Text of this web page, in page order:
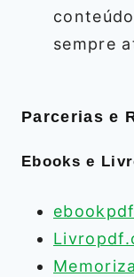
conteúdo
sempre
Parcerias e
Ebooks e
ebookpdf